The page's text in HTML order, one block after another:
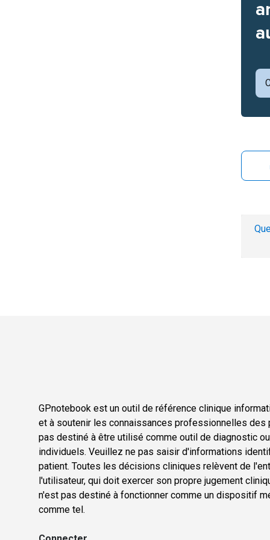
GPnotebook est un outil de référence clinique
et à soutenir les connaissances professionnelles
pas destiné à être utilisé comme outil de diagnostic
individuels. Veuillez ne pas saisir d'informations
patient. Toutes les décisions cliniques relèvent de
l'utilisateur, qui doit exercer son propre jugement
n'est pas destiné à fonctionner comme un dispositif
comme tel.